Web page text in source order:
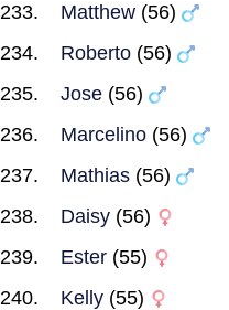
Matthew (56)
Roberto (56)
Jose (56)
Marcelino (56)
Mathias (56)
Daisy (56)
Ester (55)
Kelly (55)